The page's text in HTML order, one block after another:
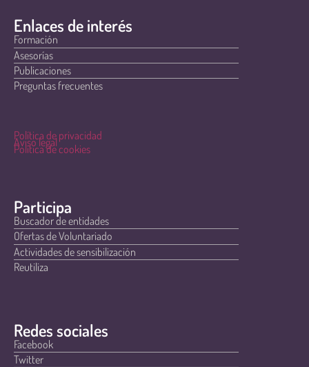
Enlaces de interés
Formación
Asesorías
Publicaciones
Preguntas frecuentes
Política de privacidad
Aviso legal
Política de cookies
Participa
Buscador de entidades
Ofertas de Voluntariado
Actividades de sensibilización
Reutiliza
Redes sociales
Facebook
Twitter